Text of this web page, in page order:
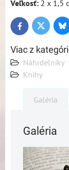
Veľkosť: 2 x 1,5
FacebookTwitter
Viac z
Náhrdelníky
Knihy
Galéria
Galéria